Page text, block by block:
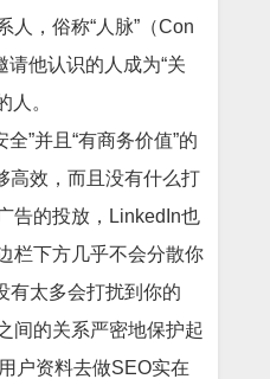
人，俗称“人脉”（Con
他认识的人成为“关
人。
全”并且“有商务价值”的
高效，而且没有什么打
告的投放，LinkedIn也
栏下方几乎不会分散你
有太多会打扰到你的
间的关系严密地保护起
户资料去做SEO实在